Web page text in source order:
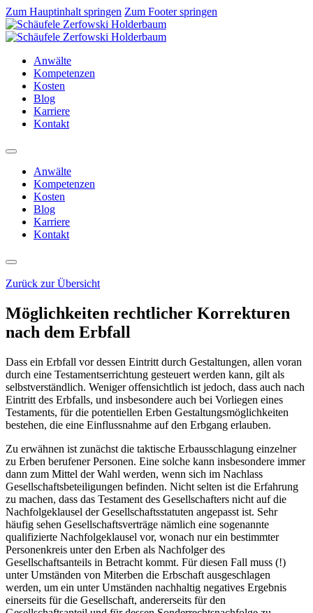
Zum Hauptinhalt springen Zum Footer springen
Anwälte
Kompetenzen
Kosten
Blog
Karriere
Kontakt
Anwälte
Kompetenzen
Kosten
Blog
Karriere
Kontakt
Zurück zur Übersicht
Möglichkeiten rechtlicher Korrekturen
nach dem Erbfall
Dass ein Erbfall vor dessen Eintritt durch Gestaltungen, allen voran
durch eine Testamentserrichtung gesteuert werden kann, gilt als
selbstverständlich. Weniger offensichtlich ist jedoch, dass auch nach
Eintritt des Erbfalls, und insbesondere auch bei Vorliegen eines
Testaments, für die potentiellen Erben Gestaltungsmöglichkeiten
bestehen, die eine Einflussnahme auf den Erbgang erlauben.
Zu erwähnen ist zunächst die taktische Erbausschlagung einzelner
zu Erben berufener Personen. Eine solche kann insbesondere immer
dann zum Mittel der Wahl werden, wenn sich im Nachlass
Gesellschaftsbeteiligungen befinden. Nicht selten ist die Erfahrung
zu machen, dass das Testament des Gesellschafters nicht auf die
Nachfolgeklausel der Gesellschaftsstatuten angepasst ist. Sehr
häufig sehen Gesellschaftsverträge nämlich eine sogenannte
qualifizierte Nachfolgeklausel vor, wonach nur ein bestimmter
Personenkreis unter den Erben als Nachfolger des
Gesellschaftsanteils in Betracht kommt. Für diesen Fall muss (!)
unter Umständen von Miterben die Erbschaft ausgeschlagen
werden, um ein unter Umständen nachhaltig negatives Ergebnis
einerseits für die Gesellschaft, andererseits für den